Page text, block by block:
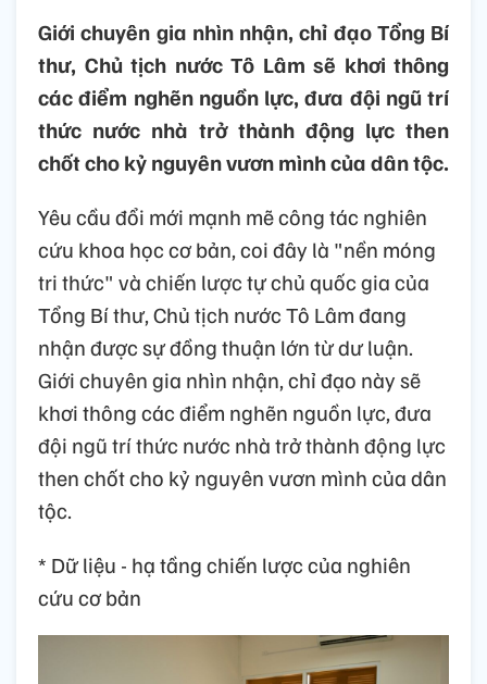
Giới chuyên gia nhìn nhận, chỉ đạo Tổng Bí
thư, Chủ tịch nước Tô Lâm sẽ khơi thông
các điểm nghẽn nguồn lực, đưa đội ngũ trí
thức nước nhà trở thành động lực then
chốt cho kỷ nguyên vươn mình của dân tộc.
Yêu cầu đổi mới mạnh mẽ công tác nghiên
cứu khoa học cơ bản, coi đây là "nền móng
tri thức" và chiến lược tự chủ quốc gia của
Tổng Bí thư, Chủ tịch nước Tô Lâm đang
nhận được sự đồng thuận lớn từ dư luận.
Giới chuyên gia nhìn nhận, chỉ đạo này sẽ
khơi thông các điểm nghẽn nguồn lực, đưa
đội ngũ trí thức nước nhà trở thành động lực
then chốt cho kỷ nguyên vươn mình của dân
tộc.
* Dữ liệu - hạ tầng chiến lược của nghiên
cứu cơ bản